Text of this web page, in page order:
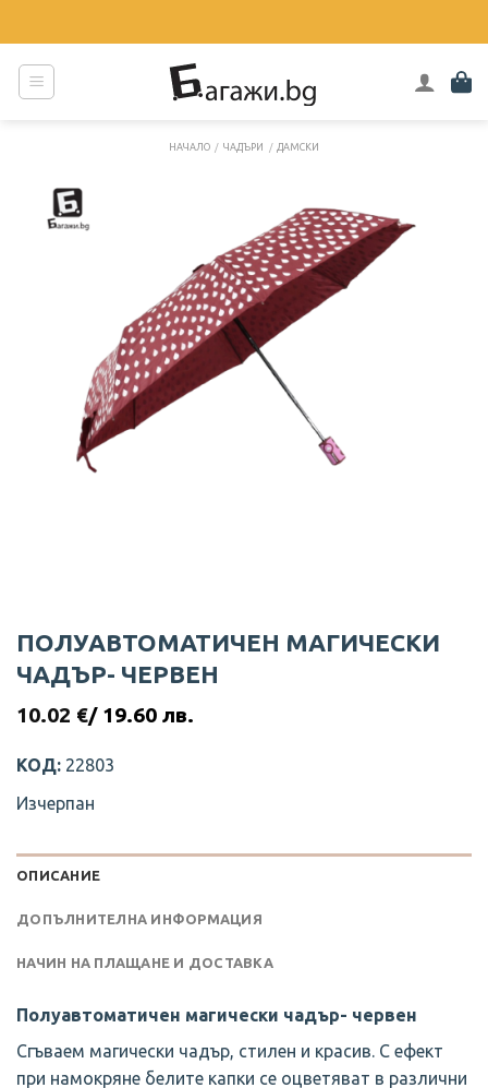
to
content
НАЧАЛО / ЧАДЪРИ / ДАМСКИ
ПОЛУАВТОМАТИЧЕН МАГИЧЕСКИ
ЧАДЪР- ЧЕРВЕН
10.02 €/ 19.60 лв.
КОД: 22803
Изчерпан
ОПИСАНИЕ
ДОПЪЛНИТЕЛНА ИНФОРМАЦИЯ
НАЧИН НА ПЛАЩАНЕ И ДОСТАВКА
Полуавтоматичен магически чадър- червен
Сгъваем магически чадър, стилен и красив. С ефект
при намокряне белите капки се оцветяват в различни